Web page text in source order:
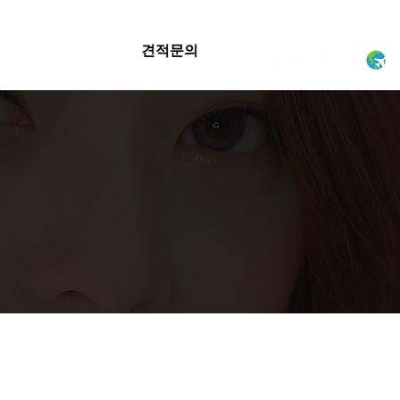
견적문의